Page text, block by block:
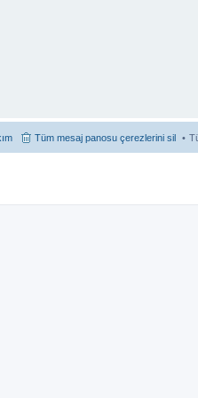
Tüm mesaj panosu çerezlerini sil